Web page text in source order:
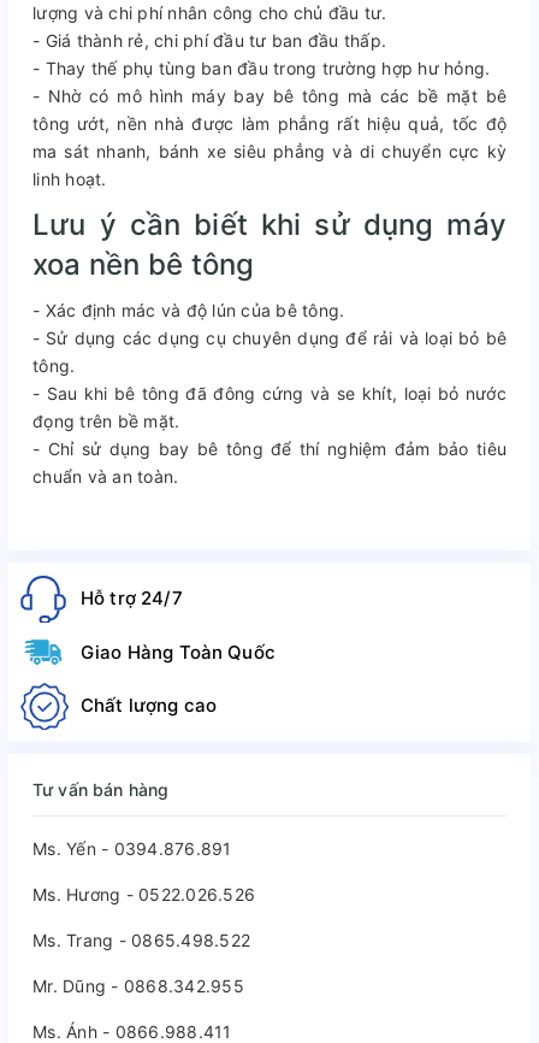
lượng và chi phí nhân công cho chủ đầu tư.
- Giá thành rẻ, chi phí đầu tư ban đầu thấp.
- Thay thế phụ tùng ban đầu trong trường hợp hư hỏng.
- Nhờ có mô hình máy bay bê tông mà các bề mặt bê
tông ướt, nền nhà được làm phẳng rất hiệu quả, tốc độ
ma sát nhanh, bánh xe siêu phẳng và di chuyển cực kỳ
linh hoạt.
Lưu ý cần biết khi sử dụng máy
xoa nền bê tông
- Xác định mác và độ lún của bê tông.
- Sử dụng các dụng cụ chuyên dụng để rải và loại bỏ bê
tông.
- Sau khi bê tông đã đông cứng và se khít, loại bỏ nước
đọng trên bề mặt.
- Chỉ sử dụng bay bê tông để thí nghiệm đảm bảo tiêu
chuẩn và an toàn.
Hỗ trợ 24/7
Giao Hàng Toàn Quốc
Chất lượng cao
Tư vấn bán hàng
Ms. Yến - 0394.876.891
Ms. Hương - 0522.026.526
Ms. Trang - 0865.498.522
Mr. Dũng - 0868.342.955
Ms. Ánh - 0866.988.411